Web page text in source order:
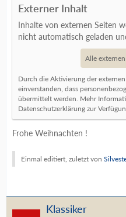
Externer Inhalt
Inhalte von externen Seiten
nicht automatisch geladen
Alle
Durch die Aktivierung der
einverstanden, dass
übermittelt werden. Mehr
Datenschutzerklärung zur
Frohe Weihnachten !
Einmal editiert, zuletzt von
Klassiker